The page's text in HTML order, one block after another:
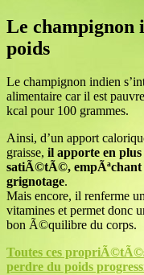
Le champignon
poids
Le champignon indien
alimentaire car il est
kcal pour 100 grammes.
Ainsi, d’un apport
graisse, il apporte en
satiÃ©tÃ©, empÃªchant
grignotage.
Mais encore, il renferme
vitamines et permet donc
bon Ã©quilibre du corps.
Toutes ces
perdre du poids